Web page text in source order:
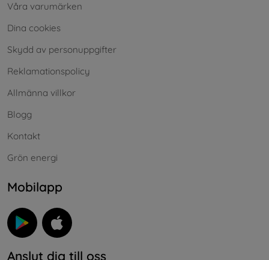
Våra varumärken
Dina cookies
Skydd av personuppgifter
Reklamationspolicy
Allmänna villkor
Blogg
Kontakt
Grön energi
Mobilapp
Anslut dig till oss